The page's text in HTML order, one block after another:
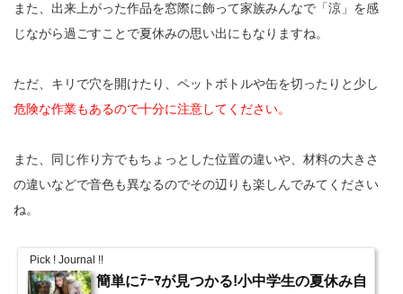
また、出来上がった作品を窓際に飾って家族みんなで「涼」を感
じながら過ごすことで夏休みの思い出にもなりますね。
ただ、キリで穴を開けたり、ペットボトルや缶を切ったりと少し
危険な作業もあるので十分に注意してください。
また、同じ作り方でもちょっとした位置の違いや、材料の大きさ
の違いなどで音色も異なるのでその辺りも楽しんでみてください
ね。
Pick ! Journal !!
簡単にﾃｰﾏが見つかる!小中学生の夏休み自